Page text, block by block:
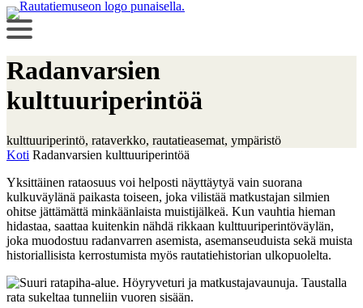
Radanvarsien
kulttuuriperintöä
kulttuuriperintö, rataverkko, rautatieasemat, ympäristö
Koti Radanvarsien kulttuuriperintöä
Yksittäinen rataosuus voi helposti näyttäytyä vain suorana
kulkuväylänä paikasta toiseen, joka vilistää matkustajan silmien
ohitse jättämättä minkäänlaista muistijälkeä. Kun vauhtia hieman
hidastaa, saattaa kuitenkin nähdä rikkaan kulttuuriperintöväylän,
joka muodostuu radanvarren asemista, asemanseuduista sekä muista
historiallisista kerrostumista myös rautatiehistorian ulkopuolelta.